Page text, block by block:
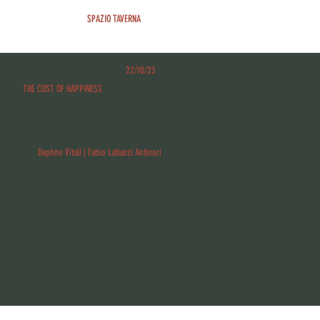
SPAZIO TAVERNA
THE COST OF HAPPINESS
22/10/23
Daphne Vitali | Fabio Lattanzi Antinori